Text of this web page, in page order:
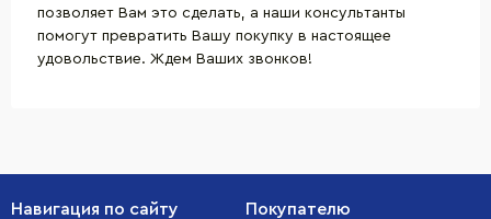
позволяет Вам это сделать, а наши консультанты
помогут превратить Вашу покупку в настоящее
удовольствие. Ждем Ваших звонков!
Навигация по сайту Покупателю